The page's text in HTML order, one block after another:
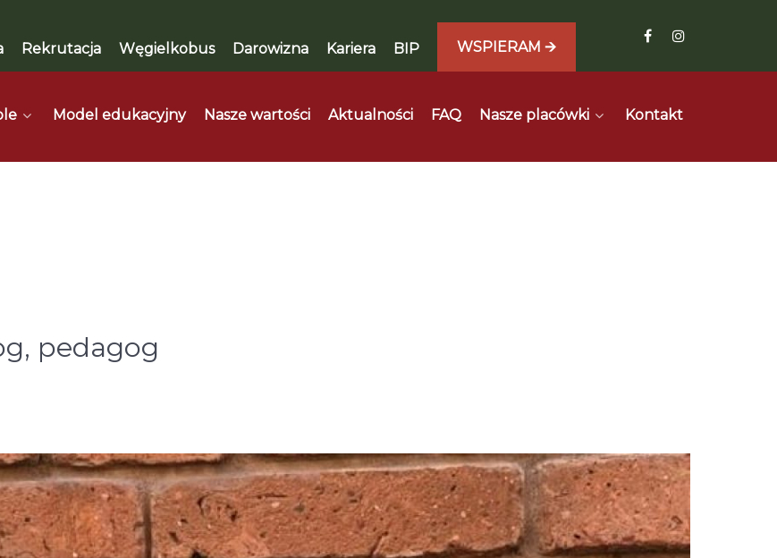
Rekrutacja Węgielkobus Darowizna Kariera BIP WSPIERAM 🡪
Model edukacyjny Nasze wartości Aktualności FAQ Nasze placówki Kontakt
pedagog